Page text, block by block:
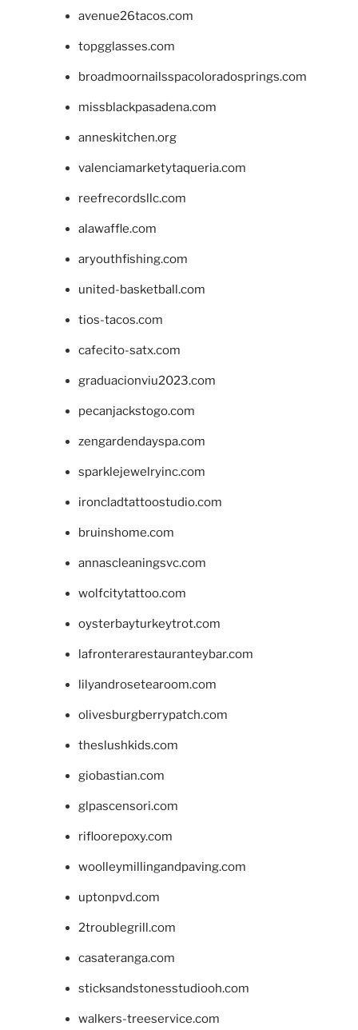
avenue26tacos.com
topgglasses.com
broadmoornailsspacoloradosprings.com
missblackpasadena.com
anneskitchen.org
valenciamarketytaqueria.com
reefrecordsllc.com
alawaffle.com
aryouthfishing.com
united-basketball.com
tios-tacos.com
cafecito-satx.com
graduacionviu2023.com
pecanjackstogo.com
zengardendayspa.com
sparklejewelryinc.com
ironcladtattoostudio.com
bruinshome.com
annascleaningsvc.com
wolfcitytattoo.com
oysterbayturkeytrot.com
lafronterarestauranteybar.com
lilyandrosetearoom.com
olivesburgberrypatch.com
theslushkids.com
giobastian.com
glpascensori.com
rifloorepoxy.com
woolleymillingandpaving.com
uptonpvd.com
2troublegrill.com
casateranga.com
sticksandstonesstudiooh.com
walkers-treeservice.com